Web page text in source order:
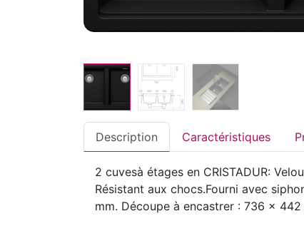
Description Caractéristiques
2 cuvesà étages en CRISTADUR:
Résistant aux chocs.Fourni avec
mm. Découpe à encastrer : 736 x 442